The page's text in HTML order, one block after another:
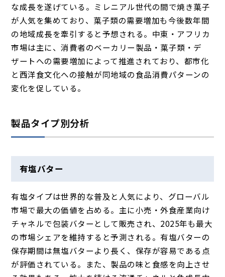
な成長を遂げている。ミレニアル世代の間で焼き菓子
が人気を集めており、菓子類の需要増加も今後数年間
の地域成長を牽引すると予想される。中東・アフリカ
市場は主に、消費者のベーカリー製品・菓子類・デ
ザートへの需要増加によって推進されており、都市化
と西洋食文化への接触が同地域の食品消費パターンの
変化を促している。
製品タイプ別分析
有塩バター
有塩タイプは世界的な普及と人気により、グローバル
市場で最大の価値を占める。主に小売・外食産業向け
チャネルで包装バターとして販売され、2025年も最大
の市場シェアを維持すると予測される。有塩バターの
保存期間は無塩バターより長く、保存が容易である点
が評価されている。また、製品の味と食感を向上させ